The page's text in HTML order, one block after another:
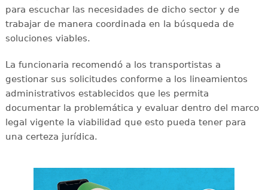
para escuchar las necesidades de dicho sector y de
trabajar de manera coordinada en la búsqueda de
soluciones viables.
La funcionaria recomendó a los transportistas a
gestionar sus solicitudes conforme a los lineamientos
administrativos establecidos que les permita
documentar la problemática y evaluar dentro del marco
legal vigente la viabilidad que esto pueda tener para
una certeza jurídica.